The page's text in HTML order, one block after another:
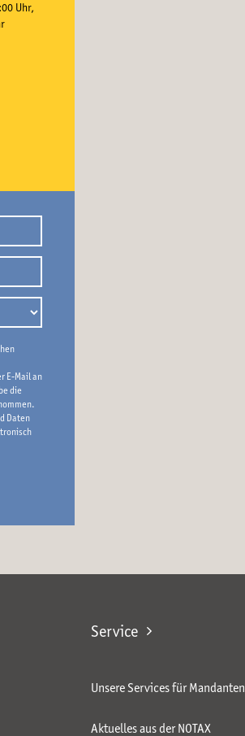
Uhr,
E-Mail an
die
Daten
Service
Unsere Services für Mandanten
Aktuelles aus der NOTAX